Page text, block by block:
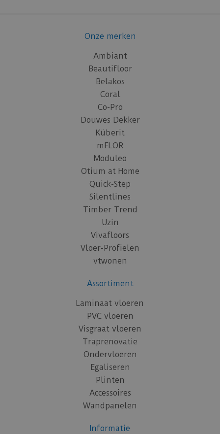
Onze merken
Ambiant
Beautifloor
Belakos
Coral
Co-Pro
Douwes Dekker
Küberit
mFLOR
Moduleo
Otium at Home
Quick-Step
Silentlines
Timber Trend
Uzin
Vivafloors
Vloer-Profielen
vtwonen
Assortiment
Laminaat vloeren
PVC vloeren
Visgraat vloeren
Traprenovatie
Ondervloeren
Egaliseren
Plinten
Accessoires
Wandpanelen
Informatie